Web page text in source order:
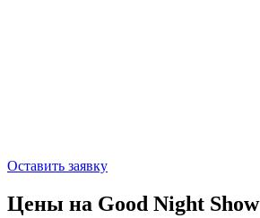
Оставить заявку
Цены на Good Night Show